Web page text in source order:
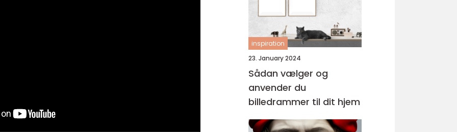
inspiration
23. January 2024
Sådan vælger og
anvender du
billedrammer til dit hjem